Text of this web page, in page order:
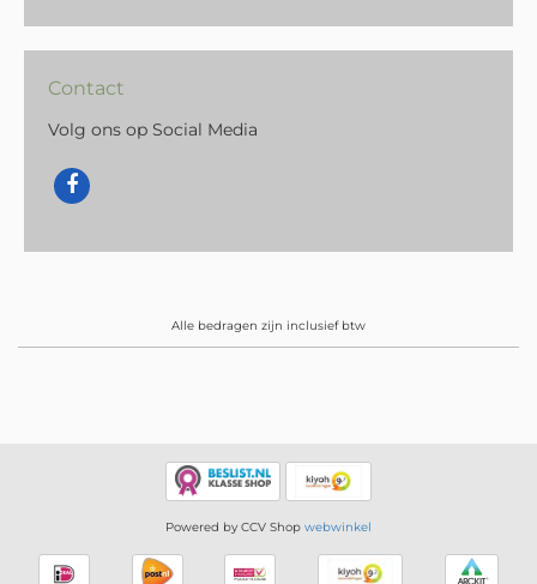
Contact
Volg ons op Social Media
Alle bedragen zijn inclusief btw
Powered by CCV Shop webwinkel